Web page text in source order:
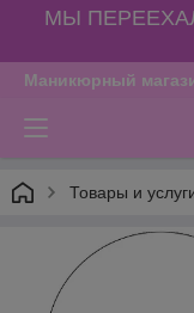
МЫ
Маникюрный
Товары и